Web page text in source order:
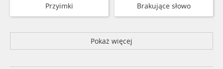
Przyimki Brakujące słowo
Pokaż więcej